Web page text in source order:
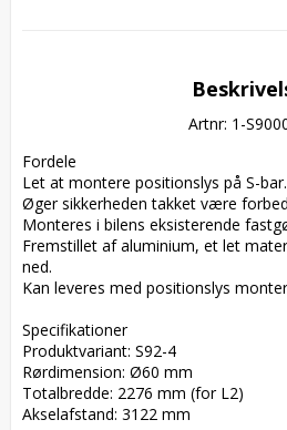
Artnr: 1-
Fordele
Let at montere positionslys på S-bar.
Øger sikkerheden takket være
Monteres i bilens eksisterende
Fremstillet af aluminium, et let
ned.
Kan leveres med positionslys
Specifikationer
Produktvariant: S92-4
Rørdimension: Ø60 mm
Totalbredde: 2276 mm (for L2)
Akselafstand: 3122 mm